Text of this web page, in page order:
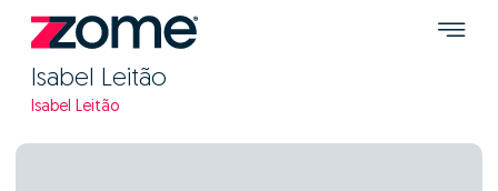
Isabel Leitão
Isabel Leitão